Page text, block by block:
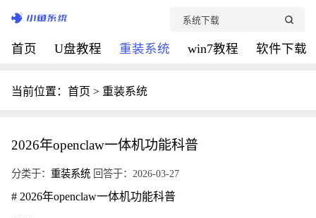
首页 U盘教程 重装系统 win7教程 软件下载
当前位置： 首页 > 重装系统
2026年openclaw一体机功能科普
分类于： 重装系统 回答于：2026-03-27
# 2026年openclaw一体机功能科普